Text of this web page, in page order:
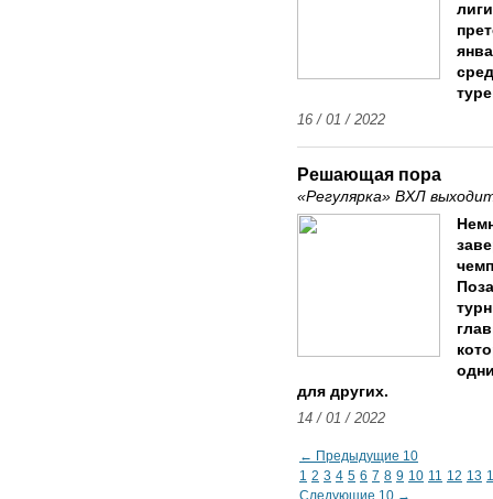
16 / 01 / 2022
Решающая пора
«Регулярка» ВХЛ
для других.
14 / 01 / 2022
← Предыдущие 10
1 2 3 4 5 6 7 8 9 10 11 12 13
Следующие 10 →